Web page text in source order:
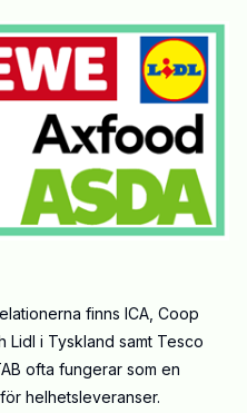
finns ICA, Coop
i Tyskland samt Tesco
ofta fungerar som en
helhetsleveranser.